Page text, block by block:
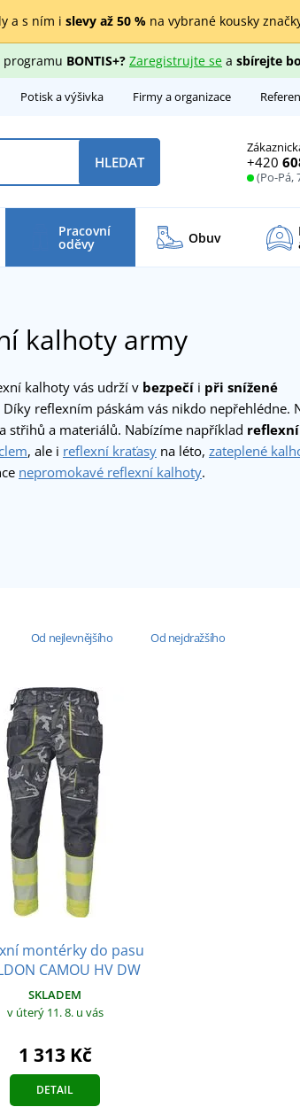
a s ním i slevy až 50 %na vybrané kousky
programu BONTIS+? Zaregistrujte sea sbírejte
Potisk a výšivka Firmy a organizace
+420
(Po-Pá,
HLEDAT
Pracovní
oděvy Obuv
kalhoty army
kalhoty vás udrží v bezpečí i při snížené
Díky reflexním páskám vás nikdo nepřehlédne.
střihů a materiálů. Nabízíme například
, ale i reflexní kraťasy na léto, zateplené
nepromokavé reflexní kalhoty.
Od nejlevnějšího Od nejdražšího
montérky do pasu
CAMOU HV DW
SKLADEM
v úterý 11. 8. u vás
1 313 Kč
DETAIL